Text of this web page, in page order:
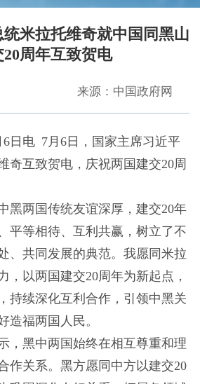
米拉托维奇就中国同黑山
20周年互致贺电
来源：中国政府网
电 7月6日，国家主席习近平
奇互致贺电，庆祝两国建交20周
两国传统友谊深厚，建交20年
平等相待、互利共赢，树立了不
、共同发展的典范。我愿同米拉
，以两国建交20周年为新起点，
持续深化互利合作，引领中黑关
造福两国人民。
黑中两国始终在相互尊重和理
作关系。黑方愿同中方以建交20